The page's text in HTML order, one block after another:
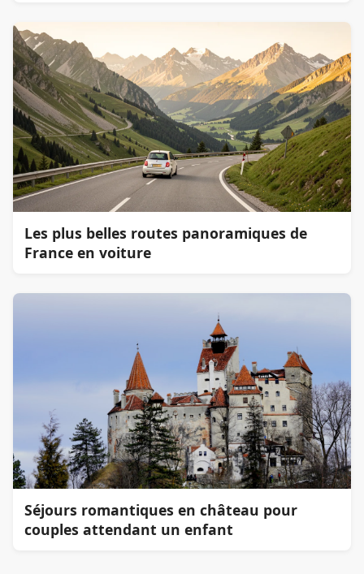
Les plus belles routes panoramiques de
France en voiture
Séjours romantiques en château pour
couples attendant un enfant